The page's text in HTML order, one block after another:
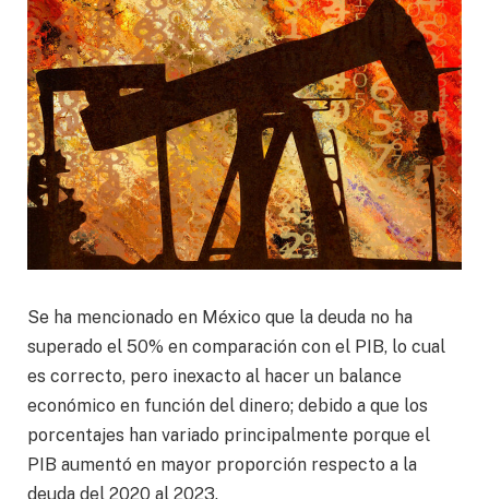
Se ha mencionado en México que la deuda no ha
superado el 50% en comparación con el PIB, lo cual
es correcto, pero inexacto al hacer un balance
económico en función del dinero; debido a que los
porcentajes han variado principalmente porque el
PIB aumentó en mayor proporción respecto a la
deuda del 2020 al 2023.